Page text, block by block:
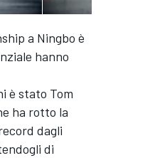
a Ningbo è
hanno
è stato Tom
ha rotto la
dagli
di